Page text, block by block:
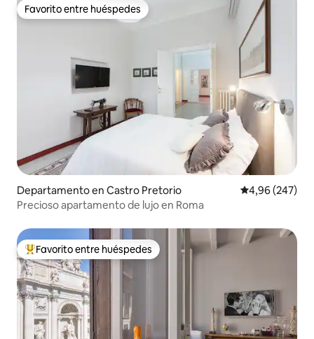
Favorito entre huéspedes
Favorito entre huéspedes
Departamento en Castro Pretorio Calificación
4,96 (247)
Precioso apartamento de lujo en Roma
Favorito entre los huéspedes más destacados
Favorito entre huéspedes